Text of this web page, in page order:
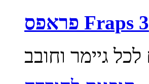
פראפס Fraps 3